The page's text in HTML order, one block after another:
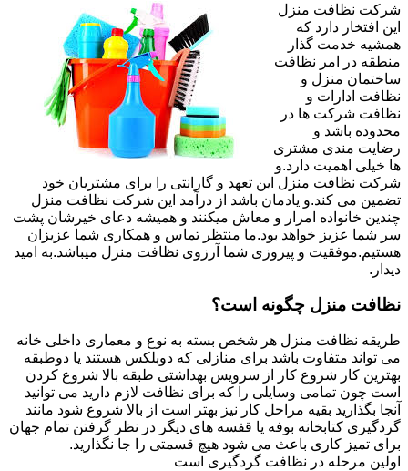
شرکت نظافت منزل
این افتخار دارد که
همشیه خدمت گذار
منطقه در امر نظافت
ساختمان منزل و
نظافت ادارات و
نظافت شرکت ها در
محدوده باشد و
رضایت مندی مشتری
ها خیلی اهمیت دارد.و
شرکت نظافت منزل این تعهد و گارانتی را برای مشتریان خود
تضمین می کند.و یادمان باشد از درآمد این شرکت نظافت منزل
چندین خانواده امرار و معاش میکنند و همیشه دعای خیرشان پشت
سر شما عزیز خواهد بود.ما منتظر تماس و همکاری شما عزیزان
هستیم.موفقیت و پیروزی شما آرزوی نظافت منزل میباشد.به امید
دیدار.
نظافت منزل چگونه است؟
طریقه نظافت منزل هر شخص بسته به نوع و معماری داخلی خانه
می تواند متفاوت باشد برای منازلی که دوبلکس هستند یا دوطبقه
بهترین کار شروع کار از سرویس بهداشتی طبقه بالا شروع کردن
است چون تمامی وسایلی را که برای نظافت لازم دارید می توانید
آنجا بگذارید بقیه مراحل کار نیز بهتر است از بالا شروع شود مانند
گردگیری کتابخانه بوفه یا قفسه های دیگر در نظر گرفتن تمام جهان
برای تمیز کاری باعث می شود هیچ قسمتی را جا نگذارید.
اولین مرحله در نظافت گردگیری است